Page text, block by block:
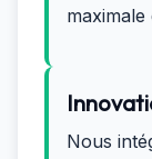
Nous